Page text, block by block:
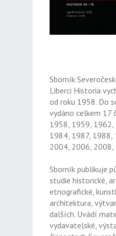
Sborník
Liberci Historia
od roku 1958. Do
vydáno celkem 17
1958, 1959, 1962,
1984, 1987, 1988,
2004, 2006,
Sborník publikuje
studie historické,
etnografické,
architektura,
dalších. Uvádí
vydavatelské,